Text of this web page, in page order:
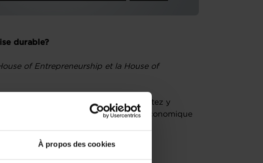
À propos des cookies
durable?
of Entrepreneurship et la House of
au Luxembourg et souhaitez y
tout en assurant sa performance économique